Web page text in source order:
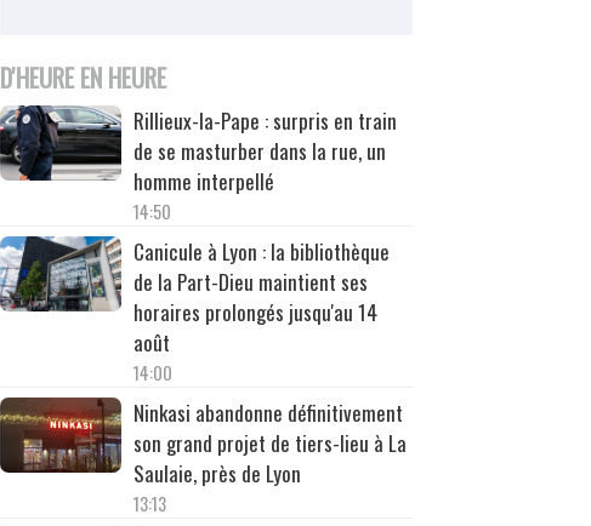
D'HEURE EN HEURE
Rillieux-la-Pape : surpris en train
de se masturber dans la rue, un
homme interpellé
14:50
Canicule à Lyon : la bibliothèque
de la Part-Dieu maintient ses
horaires prolongés jusqu'au 14
août
14:00
Ninkasi abandonne définitivement
son grand projet de tiers-lieu à La
Saulaie, près de Lyon
13:13